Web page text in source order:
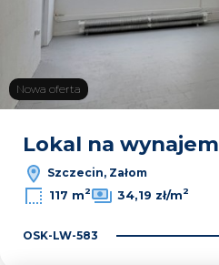
Nowa oferta
Lokal na wynajem
Szczecin, Załom
117 m2 34,19 zł/m2
OSK-LW-583